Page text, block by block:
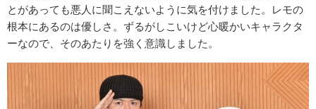
とがあっても悪人に聞こえないように気を付けました。レモの
根本にあるのは優しさ。ずるがしこいけど心暖かいキャラクタ
ーなので、そのあたりを強く意識しました。